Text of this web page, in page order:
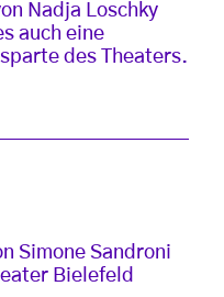
Nadja Loschky
auch eine
des Theaters.
Simone Sandroni
Bielefeld